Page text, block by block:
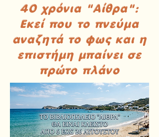
40 χρόνια "Αίθρα":
Εκεί που το πνεύμα
αναζητά το φως και η
επιστήμη μπαίνει σε
πρώτο πλάνο